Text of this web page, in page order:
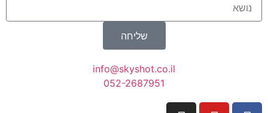
שליחה
info@skyshot.co.il
052-2687951